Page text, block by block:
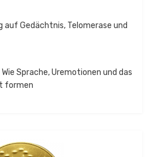
auf Gedächtnis, Telomerase und
Sprache, Uremotionen und das
formen